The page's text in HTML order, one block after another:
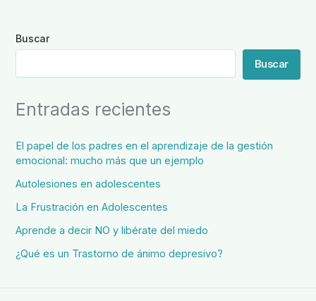
Buscar
Buscar
Entradas recientes
El papel de los padres en el aprendizaje de la gestión
emocional: mucho más que un ejemplo
Autolesiones en adolescentes
La Frustración en Adolescentes
Aprende a decir NO y libérate del miedo
¿Qué es un Trastorno de ánimo depresivo?